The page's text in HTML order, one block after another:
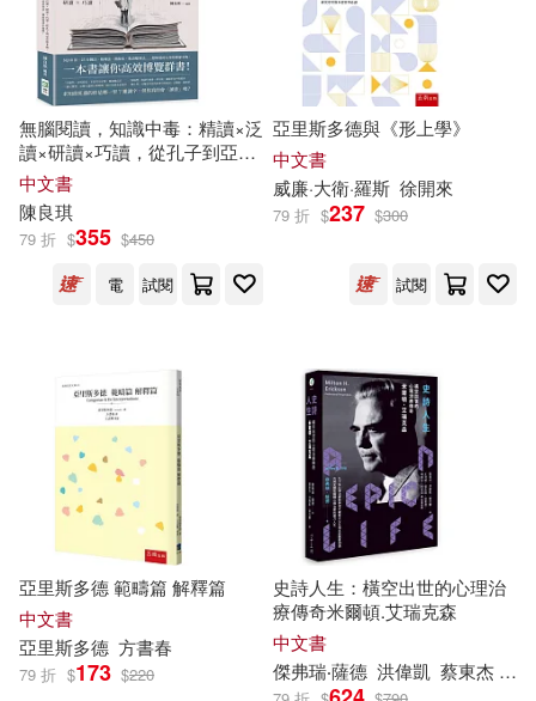
(意)凱瑟麗茲(3)
(美)埃里克森(3)
(美)富蘭克林(3)
(英)莎士比亞(3)
Depken(3) Golden Books(3)
JOSEPH LOSCALZO(3)
KATOKI HAJIME(3)
[美]約瑟夫‧維奧拉 編著(3)
[美]維奧拉(3)
台海出版社(10)
同心出版社(10) 志文(10)
未來出版(10)
東南大學出版社(10)
花城出版社(10) 蓋亞(10)
遼寧教育出版社(10)
采實文化(10)
黑龍江大學出版社(10)
Archiv(9) Bosworth(9)
無腦閱讀，知識中毒：精讀×泛
讀×研讀×巧讀，從孔子到亞里
斯多德，88個奇特學習法，獲
取知識不傷腦!
中文書
陳良琪
79 折 $355 $450
電
試閱
亞里斯多德與《形上學》
中文書
威廉·大衛·羅斯 徐開來
79 折 $237 $300
試閱
亞里斯多德 範疇篇 解釋篇
中文書
亞里斯多德 方書春
79 折 $173 $220
史詩人生：橫空出世的心理治
療傳奇米爾頓.艾瑞克森
中文書
傑弗瑞‧薩德 洪偉凱 蔡東杰 黃